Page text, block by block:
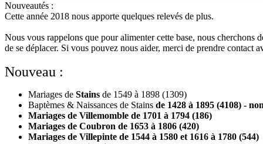
Nouveautés :
Cette année 2018 nous apporte quelques relevés de plus.
Nous vous rappelons que pour alimenter cette base, nous cherchons
de se déplacer. Si vous pouvez nous aider, merci de prendre contact
Nouveau :
Mariages de Stains de 1549 à 1898 (1309)
Baptèmes & Naissances de Stains de 1428 à 1895 (4108) -
Mariages de Villemomble de 1701 à 1794 (186)
Mariages de Coubron de 1653 à 1806 (420)
Mariages de Villepinte de 1544 à 1580 et 1616 à 1780 (544)